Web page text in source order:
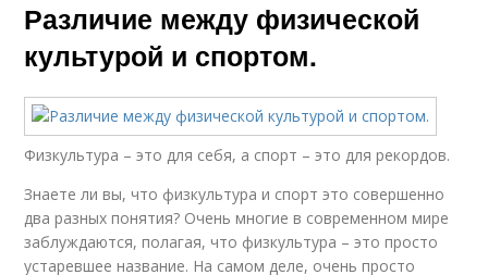
Различие между физической
культурой и спортом.
Физкультура – это для себя, а спорт – это для рекордов.
Знаете ли вы, что физкультура и спорт это совершенно
два разных понятия? Очень многие в современном мире
заблуждаются, полагая, что физкультура – это просто
устаревшее название. На самом деле, очень просто